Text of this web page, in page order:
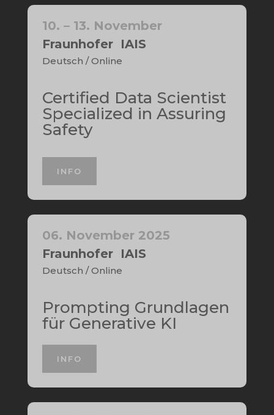
10. – 13. November
Fraunhofer IAIS
Deutsch / Online
Certified Data Scientist
Specialized in Assuring
Safety
INFO
06. November 2025
Fraunhofer IAIS
Deutsch / Online
Prompting Grundlagen
für Generative KI
INFO